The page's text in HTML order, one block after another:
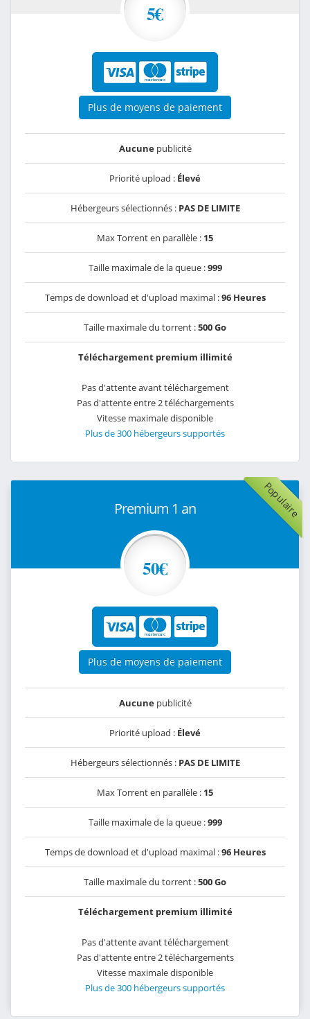
5€
Plus de moyens de paiement
Aucunepublicité
Priorité upload : Élevé
Hébergeurs sélectionnés : PAS DE LIMITE
Max Torrent en parallèle : 15
Taille maximale de la queue :999
Temps de download et d'upload maximal :96 Heures
Taille maximale du torrent :500 Go
Téléchargement premium illimité
Pas d'attente avant téléchargement
Pas d'attente entre 2 téléchargements
Vitesse maximale disponible
Plus de 300 hébergeurs supportés
Populaire
Premium 1 an
50€
Plus de moyens de paiement
Aucunepublicité
Priorité upload : Élevé
Hébergeurs sélectionnés : PAS DE LIMITE
Max Torrent en parallèle : 15
Taille maximale de la queue :999
Temps de download et d'upload maximal :96 Heures
Taille maximale du torrent :500 Go
Téléchargement premium illimité
Pas d'attente avant téléchargement
Pas d'attente entre 2 téléchargements
Vitesse maximale disponible
Plus de 300 hébergeurs supportés